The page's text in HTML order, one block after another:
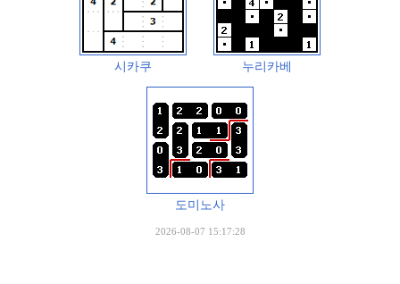
시카쿠 누리카베
도미노사
2026-08-07 15:17:28